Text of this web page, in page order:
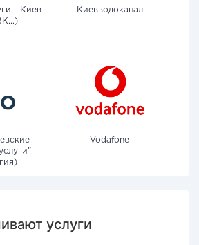
г.Киев
Киевводоканал
Vodafone
услуги